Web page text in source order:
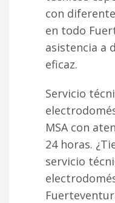
con
en todo
asistencia a
eficaz.
Servicio
MSA con
24 horas.
servicio